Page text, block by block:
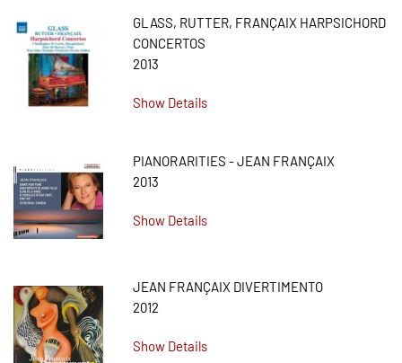
GLASS, RUTTER, FRANÇAIX HARPSICHORD
CONCERTOS
2013
Show Details
PIANORARITIES - JEAN FRANÇAIX
2013
Show Details
JEAN FRANÇAIX DIVERTIMENTO
2012
Show Details